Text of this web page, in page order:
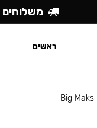
Big
משלוחים
ראשים